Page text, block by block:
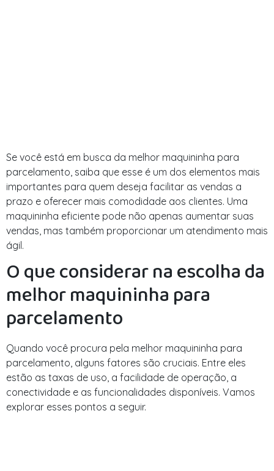
Se você está em busca da melhor maquininha para
parcelamento, saiba que esse é um dos elementos mais
importantes para quem deseja facilitar as vendas a
prazo e oferecer mais comodidade aos clientes. Uma
maquininha eficiente pode não apenas aumentar suas
vendas, mas também proporcionar um atendimento mais
ágil.
O que considerar na escolha da
melhor maquininha para
parcelamento
Quando você procura pela melhor maquininha para
parcelamento, alguns fatores são cruciais. Entre eles
estão as taxas de uso, a facilidade de operação, a
conectividade e as funcionalidades disponíveis. Vamos
explorar esses pontos a seguir.